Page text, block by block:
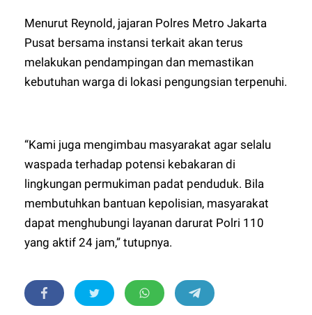
Menurut Reynold, jajaran Polres Metro Jakarta
Pusat bersama instansi terkait akan terus
melakukan pendampingan dan memastikan
kebutuhan warga di lokasi pengungsian terpenuhi.
“Kami juga mengimbau masyarakat agar selalu
waspada terhadap potensi kebakaran di
lingkungan permukiman padat penduduk. Bila
membutuhkan bantuan kepolisian, masyarakat
dapat menghubungi layanan darurat Polri 110
yang aktif 24 jam,” tutupnya.